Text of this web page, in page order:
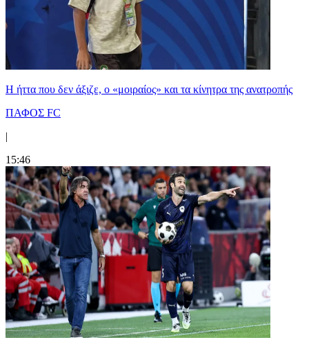
Η ήττα που δεν άξιζε, ο «μοιραίος» και τα κίνητρα της ανατροπής
ΠΑΦΟΣ FC
|
15:46